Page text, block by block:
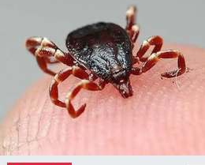
Ekonomi
Güncel
İskilip Haberleri